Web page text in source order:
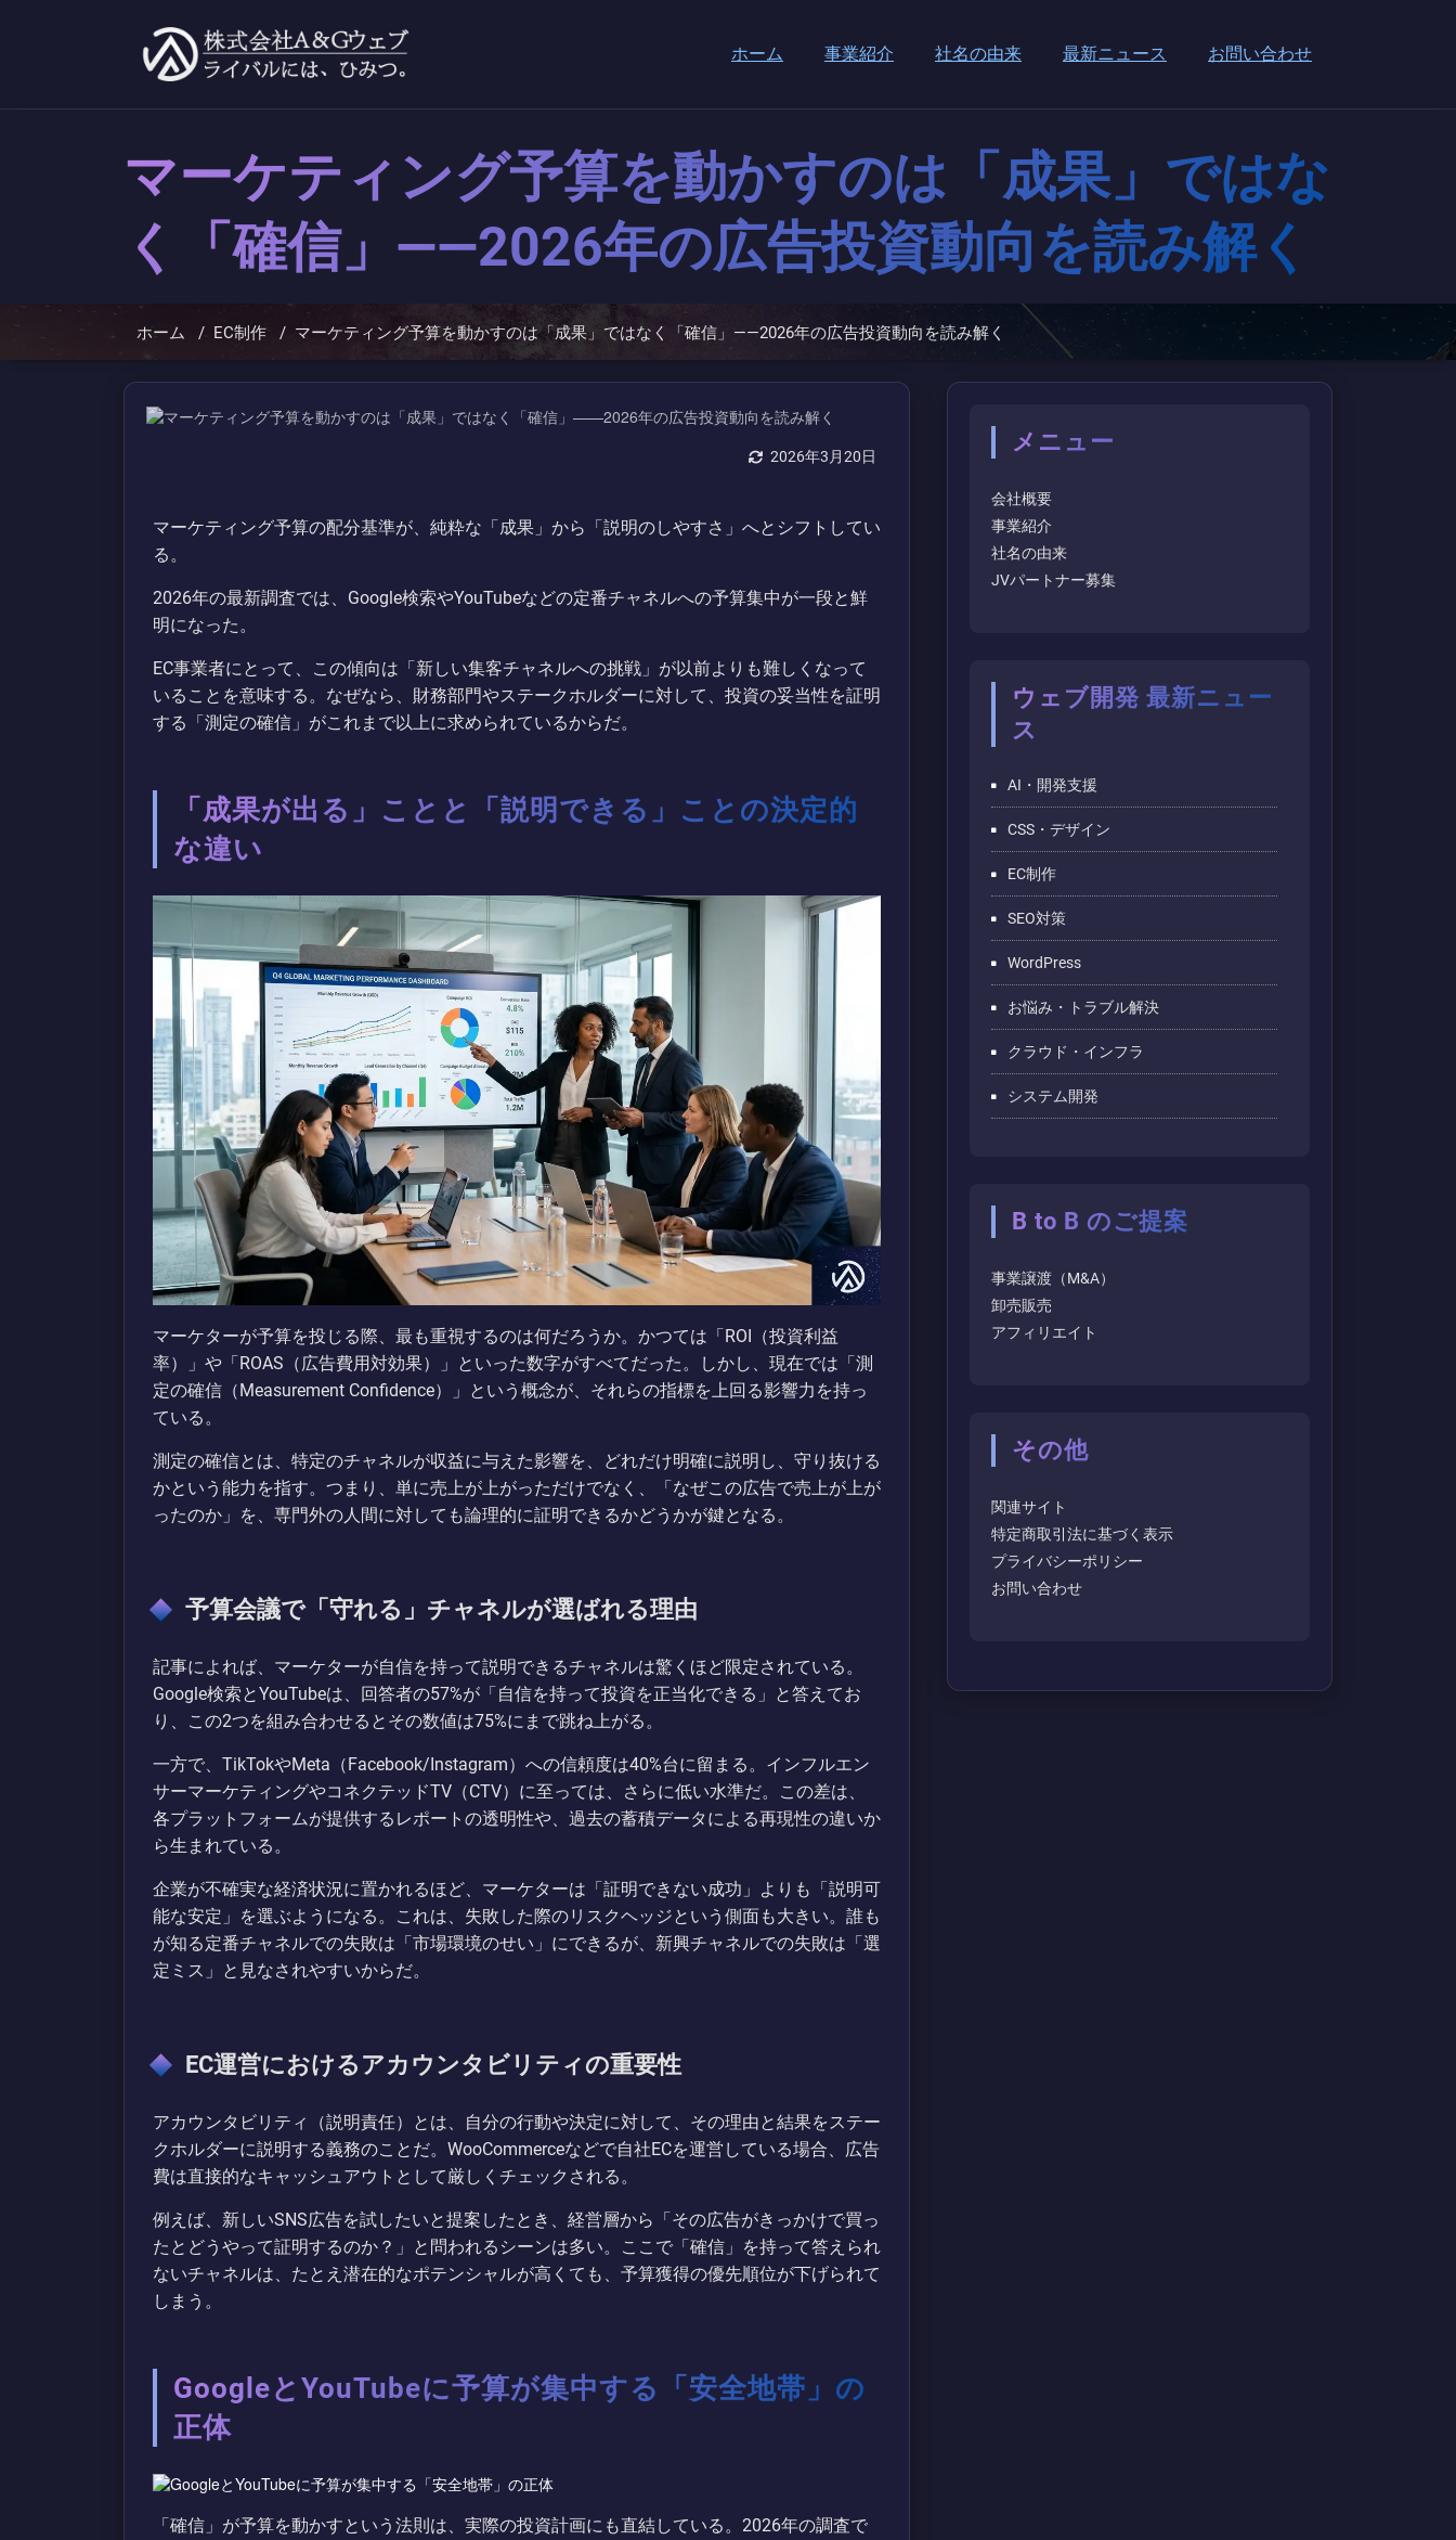
へ
ホーム 事業紹介 社名の由来 最新ニュース お問い合わせ
マーケティング予算を動かすのは「成果」ではな
く「確信」——2026年の広告投資動向を読み解く
ホーム / EC制作 / マーケティング予算を動かすのは「成果」ではなく「確信」——2026年の広告投資動向を読み解く
2026年3月20日
マーケティング予算の配分基準が、純粋な「成果」から「説明のしやすさ」へとシフトしてい
る。
2026年の最新調査では、Google検索やYouTubeなどの定番チャネルへの予算集中が一段と鮮
明になった。
EC事業者にとって、この傾向は「新しい集客チャネルへの挑戦」が以前よりも難しくなって
いることを意味する。なぜなら、財務部門やステークホルダーに対して、投資の妥当性を証明
する「測定の確信」がこれまで以上に求められているからだ。
「成果が出る」ことと「説明できる」ことの決定的
な違い
マーケターが予算を投じる際、最も重視するのは何だろうか。かつては「ROI（投資利益
率）」や「ROAS（広告費用対効果）」といった数字がすべてだった。しかし、現在では「測
定の確信（Measurement Confidence）」という概念が、それらの指標を上回る影響力を持っ
ている。
測定の確信とは、特定のチャネルが収益に与えた影響を、どれだけ明確に説明し、守り抜ける
かという能力を指す。つまり、単に売上が上がっただけでなく、「なぜこの広告で売上が上が
ったのか」を、専門外の人間に対しても論理的に証明できるかどうかが鍵となる。
予算会議で「守れる」チャネルが選ばれる理由
記事によれば、マーケターが自信を持って説明できるチャネルは驚くほど限定されている。
Google検索とYouTubeは、回答者の57%が「自信を持って投資を正当化できる」と答えてお
り、この2つを組み合わせるとその数値は75%にまで跳ね上がる。
一方で、TikTokやMeta（Facebook/Instagram）への信頼度は40%台に留まる。インフルエン
サーマーケティングやコネクテッドTV（CTV）に至っては、さらに低い水準だ。この差は、
各プラットフォームが提供するレポートの透明性や、過去の蓄積データによる再現性の違いか
ら生まれている。
企業が不確実な経済状況に置かれるほど、マーケターは「証明できない成功」よりも「説明可
能な安定」を選ぶようになる。これは、失敗した際のリスクヘッジという側面も大きい。誰も
が知る定番チャネルでの失敗は「市場環境のせい」にできるが、新興チャネルでの失敗は「選
定ミス」と見なされやすいからだ。
EC運営におけるアカウンタビリティの重要性
アカウンタビリティ（説明責任）とは、自分の行動や決定に対して、その理由と結果をステー
クホルダーに説明する義務のことだ。WooCommerceなどで自社ECを運営している場合、広告
費は直接的なキャッシュアウトとして厳しくチェックされる。
例えば、新しいSNS広告を試したいと提案したとき、経営層から「その広告がきっかけで買っ
たとどうやって証明するのか？」と問われるシーンは多い。ここで「確信」を持って答えられ
ないチャネルは、たとえ潜在的なポテンシャルが高くても、予算獲得の優先順位が下げられて
しまう。
GoogleとYouTubeに予算が集中する「安全地帯」の
正体
「確信」が予算を動かすという法則は、実際の投資計画にも直結している。2026年の調査で
メニュー
会社概要
事業紹介
社名の由来
JVパートナー募集
ウェブ開発 最新ニュー
ス
AI・開発支援
CSS・デザイン
EC制作
SEO対策
WordPress
お悩み・トラブル解決
クラウド・インフラ
システム開発
B to B のご提案
事業譲渡（M&A）
卸売販売
アフィリエイト
その他
関連サイト
特定商取引法に基づく表示
プライバシーポリシー
お問い合わせ